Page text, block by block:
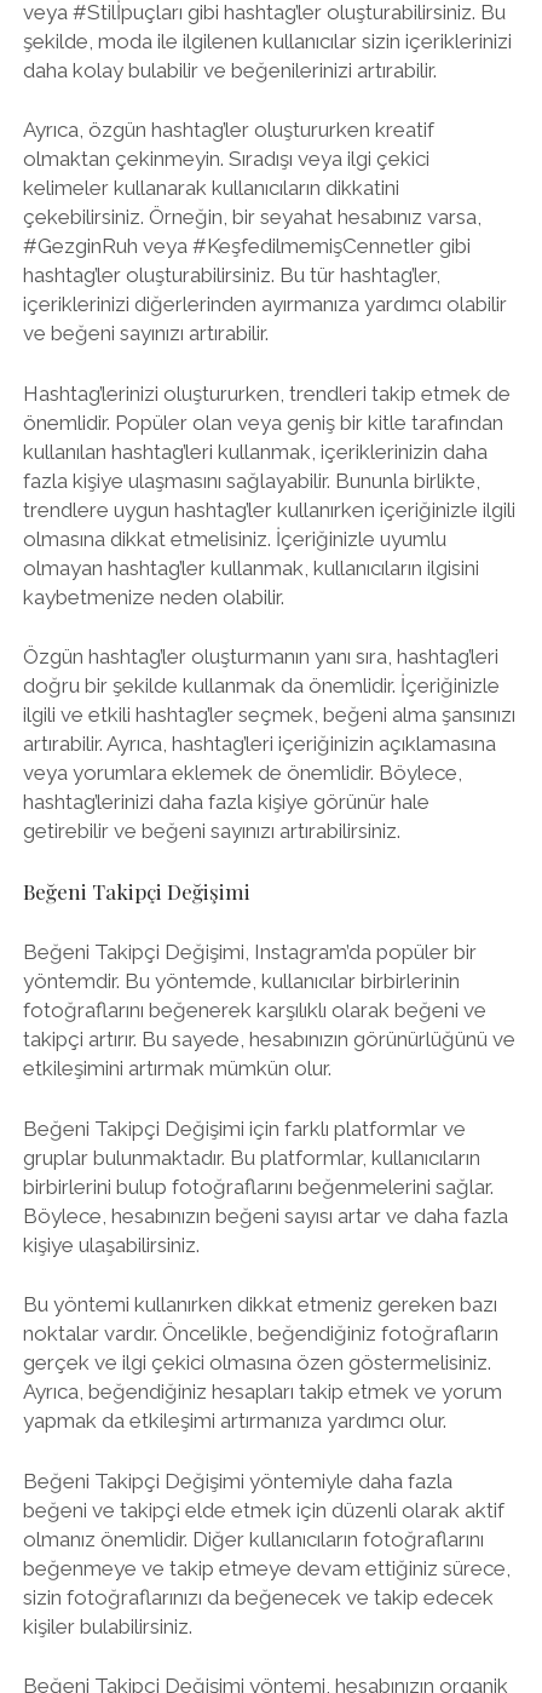
veya #Stilİpuçları gibi hashtag’ler oluşturabilirsiniz. Bu
şekilde, moda ile ilgilenen kullanıcılar sizin içeriklerinizi
daha kolay bulabilir ve beğenilerinizi artırabilir.
Ayrıca, özgün hashtag’ler oluştururken kreatif
olmaktan çekinmeyin. Sıradışı veya ilgi çekici
kelimeler kullanarak kullanıcıların dikkatini
çekebilirsiniz. Örneğin, bir seyahat hesabınız varsa,
#GezginRuh veya #KeşfedilmemişCennetler gibi
hashtag’ler oluşturabilirsiniz. Bu tür hashtag’ler,
içeriklerinizi diğerlerinden ayırmanıza yardımcı olabilir
ve beğeni sayınızı artırabilir.
Hashtag’lerinizi oluştururken, trendleri takip etmek de
önemlidir. Popüler olan veya geniş bir kitle tarafından
kullanılan hashtag’leri kullanmak, içeriklerinizin daha
fazla kişiye ulaşmasını sağlayabilir. Bununla birlikte,
trendlere uygun hashtag’ler kullanırken içeriğinizle ilgili
olmasına dikkat etmelisiniz. İçeriğinizle uyumlu
olmayan hashtag’ler kullanmak, kullanıcıların ilgisini
kaybetmenize neden olabilir.
Özgün hashtag’ler oluşturmanın yanı sıra, hashtag’leri
doğru bir şekilde kullanmak da önemlidir. İçeriğinizle
ilgili ve etkili hashtag’ler seçmek, beğeni alma şansınızı
artırabilir. Ayrıca, hashtag’leri içeriğinizin açıklamasına
veya yorumlara eklemek de önemlidir. Böylece,
hashtag’lerinizi daha fazla kişiye görünür hale
getirebilir ve beğeni sayınızı artırabilirsiniz.
Beğeni Takipçi Değişimi
Beğeni Takipçi Değişimi, Instagram’da popüler bir
yöntemdir. Bu yöntemde, kullanıcılar birbirlerinin
fotoğraflarını beğenerek karşılıklı olarak beğeni ve
takipçi artırır. Bu sayede, hesabınızın görünürlüğünü ve
etkileşimini artırmak mümkün olur.
Beğeni Takipçi Değişimi için farklı platformlar ve
gruplar bulunmaktadır. Bu platformlar, kullanıcıların
birbirlerini bulup fotoğraflarını beğenmelerini sağlar.
Böylece, hesabınızın beğeni sayısı artar ve daha fazla
kişiye ulaşabilirsiniz.
Bu yöntemi kullanırken dikkat etmeniz gereken bazı
noktalar vardır. Öncelikle, beğendiğiniz fotoğrafların
gerçek ve ilgi çekici olmasına özen göstermelisiniz.
Ayrıca, beğendiğiniz hesapları takip etmek ve yorum
yapmak da etkileşimi artırmanıza yardımcı olur.
Beğeni Takipçi Değişimi yöntemiyle daha fazla
beğeni ve takipçi elde etmek için düzenli olarak aktif
olmanız önemlidir. Diğer kullanıcıların fotoğraflarını
beğenmeye ve takip etmeye devam ettiğiniz sürece,
sizin fotoğraflarınızı da beğenecek ve takip edecek
kişiler bulabilirsiniz.
Beğeni Takipçi Değişimi yöntemi, hesabınızın organik